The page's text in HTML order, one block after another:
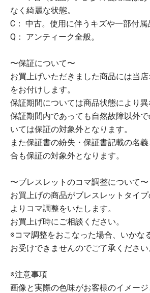
なく綺麗な状態。
C： 中古。使用に伴うキズや一部付属
Q： アンティーク全般。
〜保証について〜
お買上げいただきました商品には当
をお付けします。
保証期間については商品状態により異
保証期間内であっても自然故障以外
いては保証の対象外となります。
また保証書の紛失・保証書記載の名
合も保証の対象外となります。
〜ブレスレットのコマ調整について〜
お買上げの商品がブレスレットタイ
よりコマ調整をいたします。
お買上げ時にご相談ください。
※コマ調整をおこなった場合、いかな
お受けできませんのでご了承ください
※注意事項
画像と実際の色味がお客様のイメー